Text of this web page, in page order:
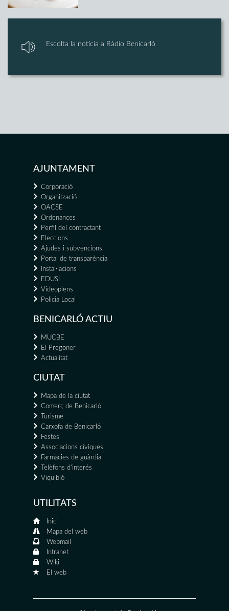
Escolta la notícia a Ràdio Benicarló
AJUNTAMENT
Corporació
Organització
OACSE
Ordenances
Perfil del contractant
Eleccions
Ajudes i subvencions
Portal de transparència
Instal·lacions
EDUSI
Videoplens
Policia Local
BENICARLÓ ACTIU
MUCBE
El Pregoner
Actualitat
CIUTAT
Mapa de la ciutat
Comerç de Benicarló
Turisme
Carxofa de Benicarló
Festes
Associacions cíviques
Farmàcies de guàrdia
Telèfons d'interés
Viquibló
UTILITATS
Inici
Mapa del web
Webmail
Intranet
Wiki
El web